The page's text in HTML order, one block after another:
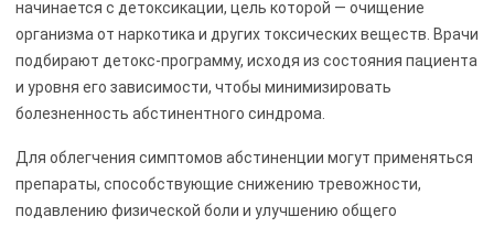
начинается с детоксикации, цель которой — очищение
организма от наркотика и других токсических веществ. Врачи
подбирают детокс-программу, исходя из состояния пациента
и уровня его зависимости, чтобы минимизировать
болезненность абстинентного синдрома.
Для облегчения симптомов абстиненции могут применяться
препараты, способствующие снижению тревожности,
подавлению физической боли и улучшению общего